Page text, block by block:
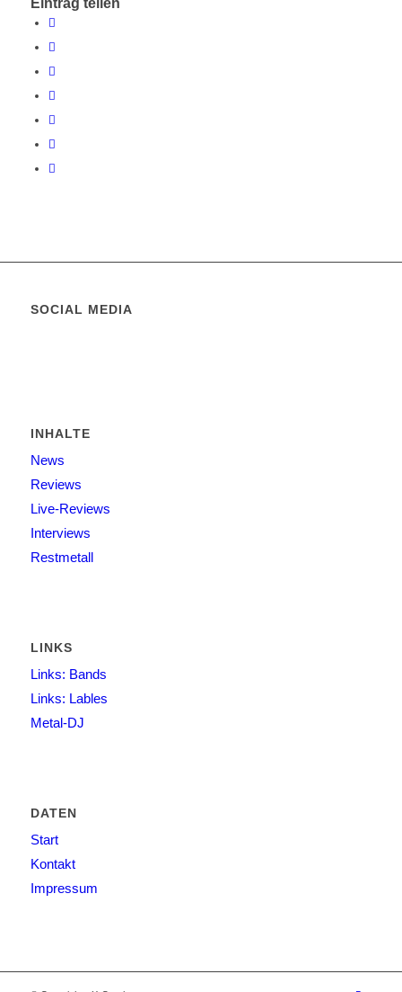
Eintrag teilen
SOCIAL MEDIA
INHALTE
News
Reviews
Live-Reviews
Interviews
Restmetall
LINKS
Links: Bands
Links: Lables
Metal-DJ
DATEN
Start
Kontakt
Impressum